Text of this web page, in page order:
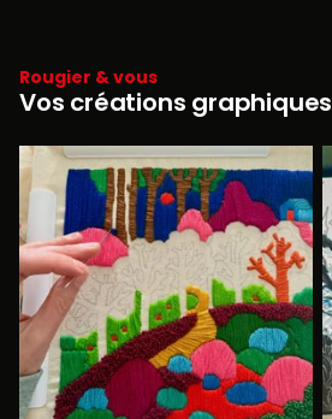
Rougier & vous
Vos créations graphiques